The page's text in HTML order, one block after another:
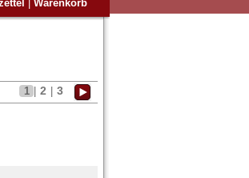
finden
Warenkorb
1 2 3